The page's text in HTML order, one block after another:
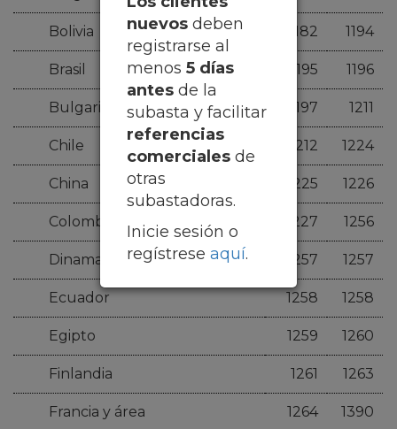
Bolivia 1182 1194
Brasil 1195 1196
Bulgaria 1197 1211
Chile 1212 1224
China 1225 1226
Colombia 1227 1256
Dinamarca y áerea 1257 1257
Ecuador 1258 1258
Egipto 1259 1260
Finlandia 1261 1263
Francia y área 1264 1390
nuevos deben
registrarse al
menos 5 días
antes de la
subasta y facilitar
referencias
comerciales de
otras
subastadoras.
Inicie sesión o
regístrese aquí.